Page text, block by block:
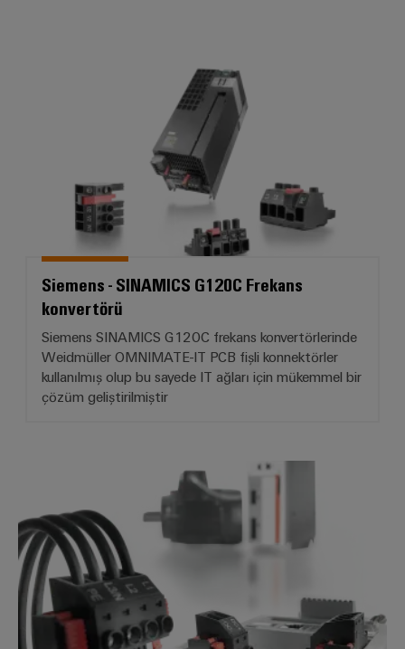
Siemens - SINAMICS G120C
Siemens - SINAMICS G120C Frekans
konvertörü
Siemens SINAMICS G120C frekans konvertörlerinde
Weidmüller OMNIMATE-IT PCB fişli konnektörler
kullanılmış olup bu sayede IT ağları için mükemmel bir
çözüm geliştirilmiştir
Beckhoff Otomasyon - Servo